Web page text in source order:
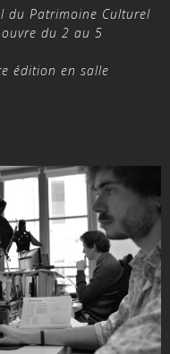
du Patrimoine Culturel
du 2 au 5
édition en salle